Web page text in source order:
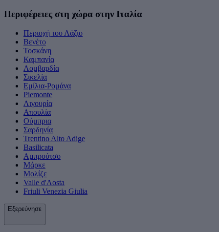
Περιφέρειες στη χώρα στην Ιταλία
Περιοχή του Λάζιο
Βενέτο
Τοσκάνη
Καμπανία
Λομβαρδία
Σικελία
Εμίλια-Ρομάνα
Piemonte
Λιγουρία
Απουλία
Ούμπρια
Σαρδηνία
Trentino Alto Adige
Basilicata
Αμπρούτσο
Μάρκε
Μολίζε
Valle d'Aosta
Friuli Venezia Giulia
Εξερεύνησε